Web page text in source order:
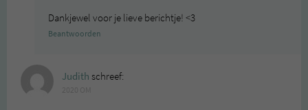
Dankjewel voor je lieve berichtje! <3
Beantwoorden
Judith schreef: